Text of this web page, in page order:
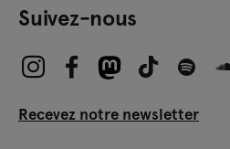
Suivez-nous
Recevez notre newsletter